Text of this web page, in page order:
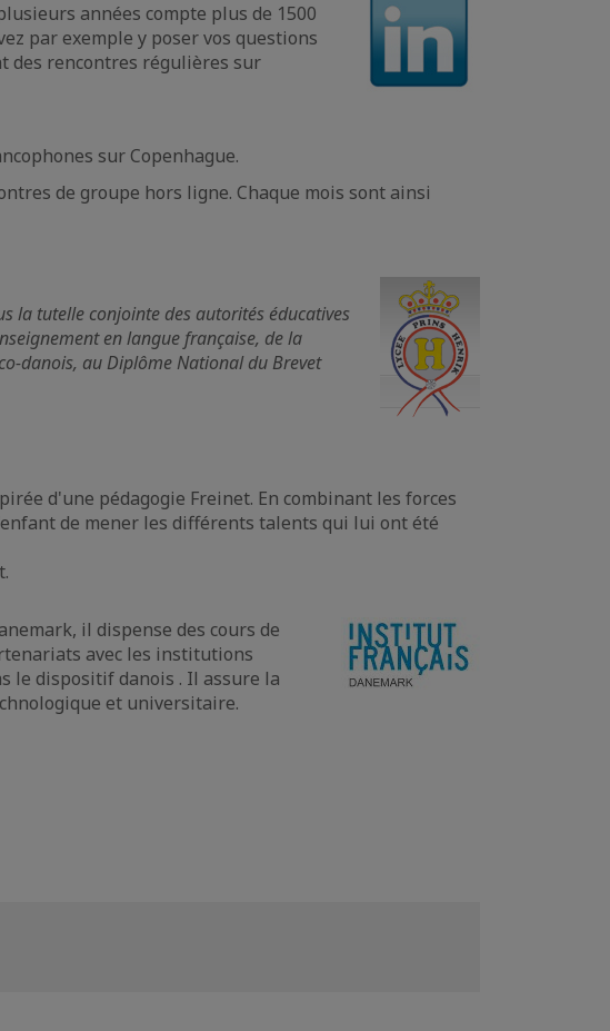
années compte plus de 1500
par exemple y poser vos questions
des rencontres régulières sur
sur Copenhague.
de groupe hors ligne. Chaque mois sont ainsi
la tutelle conjointe des autorités éducatives
en langue française, de la
danois, au Diplôme National du Brevet
d'une pédagogie Freinet. En combinant les forces
de mener les différents talents qui lui ont été
il dispense des cours de
avec les institutions
le dispositif danois . Il assure la
et universitaire.